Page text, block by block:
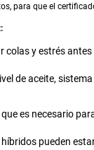
para que el
y estrés
de aceite,
es necesario
pueden